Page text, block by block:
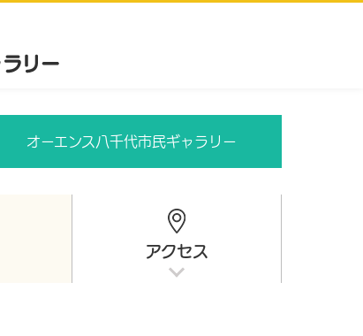
オーエンス八千代市民ギャラリー
アクセス